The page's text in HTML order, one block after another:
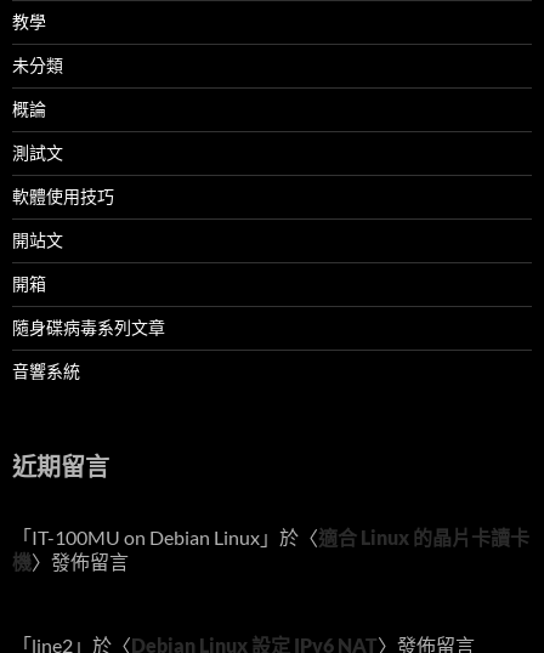
教學
未分類
概論
測試文
軟體使用技巧
開站文
開箱
隨身碟病毒系列文章
音響系統
近期留言
「IT-100MU on Debian Linux 」於〈適合 Linux 的晶片卡讀卡
機〉發佈留言
「line2 」於〈Debian Linux 設定 IPv6 NAT〉發佈留言